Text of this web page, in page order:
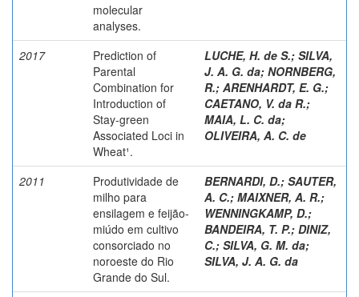
molecular
analyses.
2017
Prediction of
Parental
Combination for
Introduction of
Stay-green
Associated Loci in
Wheat¹.
LUCHE, H. de S.; SILVA,
J. A. G. da; NORNBERG,
R.; ARENHARDT, E. G.;
CAETANO, V. da R.;
MAIA, L. C. da;
OLIVEIRA, A. C. de
2011
Produtividade de
milho para
ensilagem e feijão-
miúdo em cultivo
consorciado no
noroeste do Rio
Grande do Sul.
BERNARDI, D.; SAUTER,
A. C.; MAIXNER, A. R.;
WENNINGKAMP, D.;
BANDEIRA, T. P.; DINIZ,
C.; SILVA, G. M. da;
SILVA, J. A. G. da